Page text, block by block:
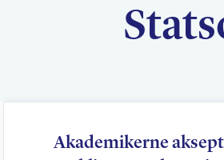
Akademikerne